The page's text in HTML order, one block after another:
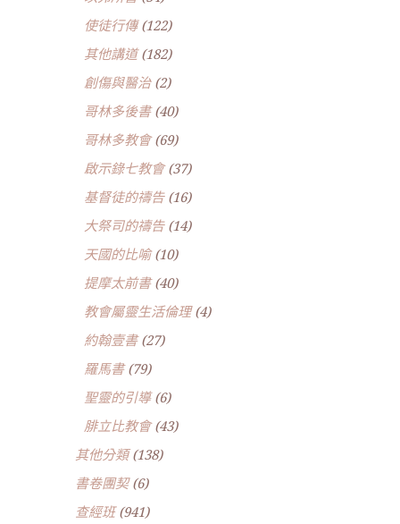
使徒行傳(122)
其他講道(182)
創傷與醫治(2)
哥林多後書(40)
哥林多教會(69)
啟示錄七教會(37)
基督徒的禱告(16)
大祭司的禱告(14)
天國的比喻(10)
提摩太前書(40)
教會屬靈生活倫理(4)
約翰壹書(27)
羅馬書(79)
聖靈的引導(6)
腓立比教會(43)
其他分類(138)
書卷團契(6)
查經班(941)